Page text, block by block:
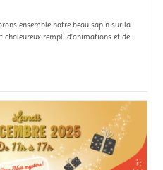
ensemble notre beau sapin sur la
chaleureux rempli d’animations et de